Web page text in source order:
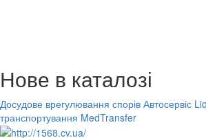
Нове в каталозі
Досудове врегулювання спорів Автосервіс
транспортування MedTransfer